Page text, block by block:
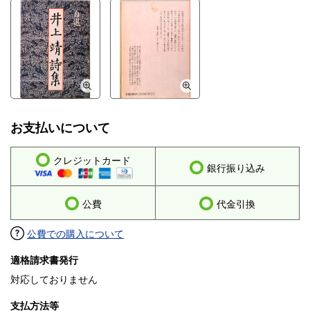
お支払いについて
クレジットカード
銀行振り込み
公費 代金引換
公費での購入について
適格請求書発行
対応しておりません
支払方法等